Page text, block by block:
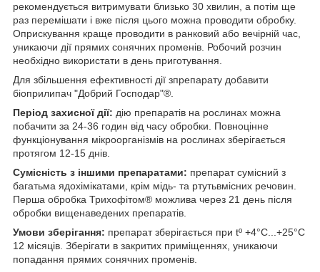
рекомендується витримувати близько 30 хвилин, а потім ще
раз перемішати і вже після цього можна проводити обробку.
Оприскування краще проводити в ранковий або вечірній час,
уникаючи дії прямих сонячних променів. Робочий розчин
необхідно використати в день приготування.
Для збільшення ефективності дії зпрепарату добавити
біоприлипач "Добрий Господар"®.
Період захисної дії: дію препаратів на рослинах можна
побачити за 24-36 годин від часу обробки. Повноцінне
функціонування мікроорганізмів на рослинах зберігається
протягом 12-15 днів.
Сумісність з іншими препаратами: препарат сумісний з
багатьма ядохімікатами, крім мідь- та ртутьвмісних речовин.
Перша обробка Трихофітом® можлива через 21 день після
обробки вищенаведених препаратів.
Умови зберігання: препарат зберігається при tº +4°С...+25°С
12 місяців. Зберігати в закритих приміщеннях, уникаючи
попадання прямих сонячних променів.